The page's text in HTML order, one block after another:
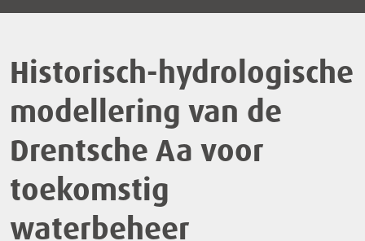
Historisch-hydrologische
modellering van de
Drentsche Aa voor
toekomstig
waterbeheer